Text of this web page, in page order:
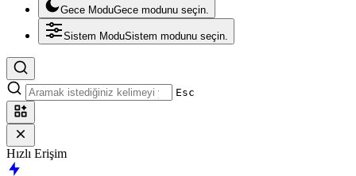
Gece ModuGece modunu seçin.
Sistem ModuSistem modunu seçin.
Esc
Hızlı Erişim